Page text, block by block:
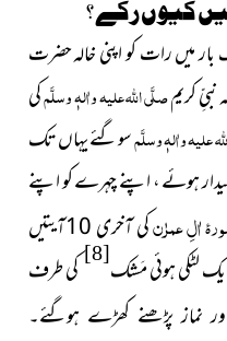
کیوں رکے ؟
میں رات کو اپنی خالہحضرت
کریمصلَّی اللہ علیہ واٰلہٖ وسلَّمکی
علیہ واٰلہٖ وسلَّمسو گئے یہاں تک
ہوئے ، اپنے چہرے کو اپنے
اٰلِ عمرٰن
کی آخری 10آیتیں
لٹکی ہوئی مَشک[8] کی طرف
نماز پڑھنے کھڑے ہوگئے۔